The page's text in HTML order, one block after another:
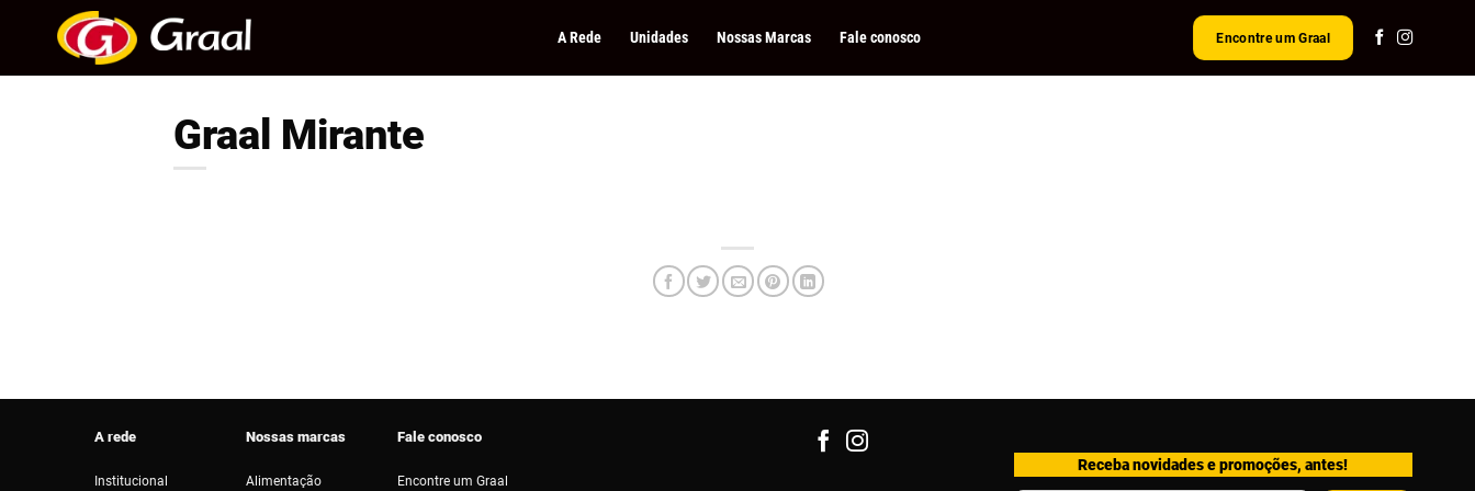
A Rede Unidades Nossas Marcas Fale conosco Encontre um Graal
Graal Mirante
A rede
Institucional
Nossas marcas
Alimentação
Fale conosco
Encontre um Graal
Receba novidades e promoções, antes!